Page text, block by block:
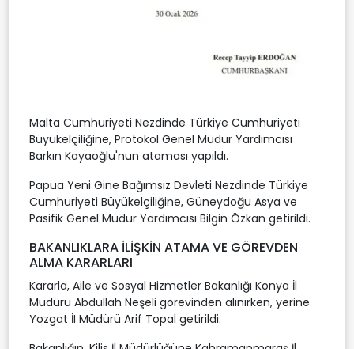
Malta Cumhuriyeti Nezdinde Türkiye Cumhuriyeti
Büyükelçiliğine, Protokol Genel Müdür Yardımcısı
Barkın Kayaoğlu'nun ataması yapıldı.
Papua Yeni Gine Bağımsız Devleti Nezdinde Türkiye
Cumhuriyeti Büyükelçiliğine, Güneydoğu Asya ve
Pasifik Genel Müdür Yardımcısı Bilgin Özkan getirildi.
BAKANLIKLARA İLİŞKİN ATAMA VE GÖREVDEN
ALMA KARARLARI
Kararla, Aile ve Sosyal Hizmetler Bakanlığı Konya İl
Müdürü Abdullah Neşeli görevinden alınırken, yerine
Yozgat İI Müdürü Arif Topal getirildi.